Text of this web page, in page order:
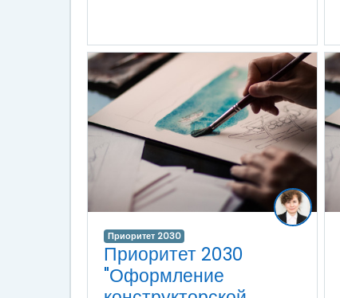
Приоритет 2030
Приоритет 2030
"Оформление